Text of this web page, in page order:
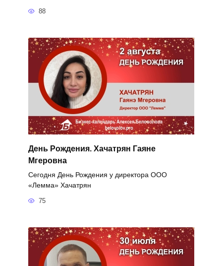
88
День Рождения. Хачатрян Гаяне
Мгеровна
Сегодня День Рождения у директора ООО
«Лемма» Хачатрян
75